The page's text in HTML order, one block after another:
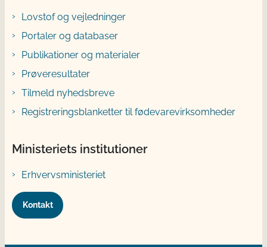
Lovstof og vejledninger
Portaler og databaser
Publikationer og materialer
Prøveresultater
Tilmeld nyhedsbreve
Registreringsblanketter til fødevarevirksomheder
Ministeriets institutioner
Erhvervsministeriet
Kontakt